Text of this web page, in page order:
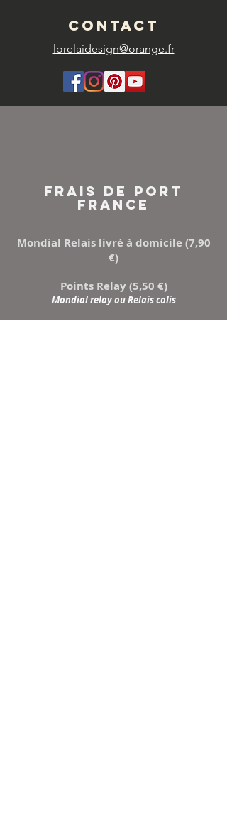
CONTACT
lorelaidesign@orange.fr
FRAIS DE PORT
FRANCE
Mondial Relais livré à domicile (7,90
€)
Points Relay (5,50 €)
Mondial relay ou Relais colis